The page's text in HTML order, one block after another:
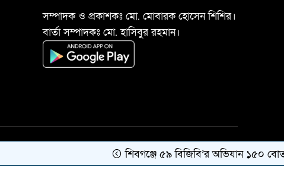
সম্পাদক ও প্রকাশকঃ মো. মোবারক হোসেন শিশির।
বার্তা সম্পাদকঃ মো. হাসিবুর রহমান।
সকল কারিগরী সহযোগিতায়ঃSuccess Life IT
শিবগঞ্জে ৫৯ বিজিবি’র অভিযান ১৫০ বোতল